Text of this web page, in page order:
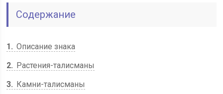
Содержание
1
Описание знака
2
Растения-талисманы
3
Камни-талисманы